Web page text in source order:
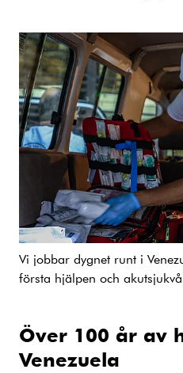
Vi jobbar dygnet runt i
första hjälpen och
Över 100 år av
Venezuela